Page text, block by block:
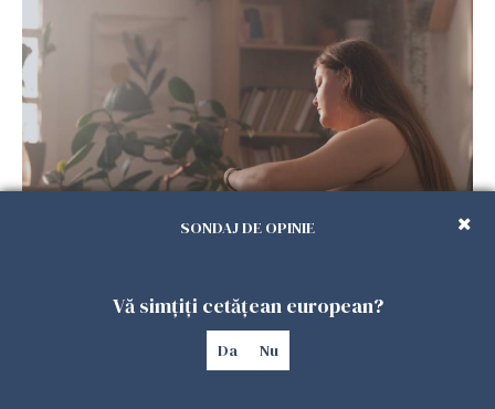
arată ce se întâmplă cu sănătatea multor
SONDAJ DE OPINIE
Vă simțiți cetățean european?
Da Nu